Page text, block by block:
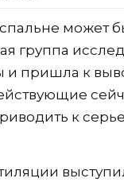
может
группа
и пришла к
к